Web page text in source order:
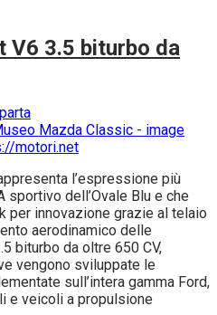
V6 3.5 biturbo da
l’espressione più
dell’Ovale Blu e che
per innovazione grazie al telaio
aerodinamico delle
biturbo da oltre 650 CV,
vengono sviluppate le
sull’intera gamma Ford,
e veicoli a propulsione